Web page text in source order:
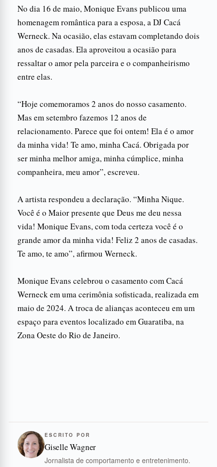
No dia 16 de maio, Monique Evans publicou uma
homenagem romântica para a esposa, a DJ Cacá
Werneck. Na ocasião, elas estavam completando dois
anos de casadas. Ela aproveitou a ocasião para
ressaltar o amor pela parceira e o companheirismo
entre elas.
“Hoje comemoramos 2 anos do nosso casamento.
Mas em setembro fazemos 12 anos de
relacionamento. Parece que foi ontem! Ela é o amor
da minha vida! Te amo, minha Cacá. Obrigada por
ser minha melhor amiga, minha cúmplice, minha
companheira, meu amor”, escreveu.
A artista respondeu a declaração. “Minha Nique.
Você é o Maior presente que Deus me deu nessa
vida! Monique Evans, com toda certeza você é o
grande amor da minha vida! Feliz 2 anos de casadas.
Te amo, te amo”, afirmou Werneck.
Monique Evans celebrou o casamento com Cacá
Werneck em uma cerimônia sofisticada, realizada em
maio de 2024. A troca de alianças aconteceu em um
espaço para eventos localizado em Guaratiba, na
Zona Oeste do Rio de Janeiro.
ESCRITO POR
Giselle Wagner
Jornalista de comportamento e entretenimento.